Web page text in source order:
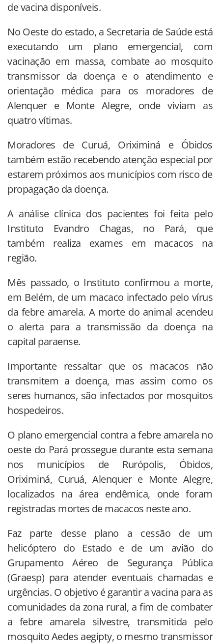
de vacina disponíveis.
No Oeste do estado, a Secretaria de Saúde está
executando um plano emergencial, com
vacinação em massa, combate ao mosquito
transmissor da doença e o atendimento e
orientação médica para os moradores de
Alenquer e Monte Alegre, onde viviam as
quatro vítimas.
Moradores de Curuá, Oriximiná e Óbidos
também estão recebendo atenção especial por
estarem próximos aos municípios com risco de
propagação da doença.
A análise clínica dos pacientes foi feita pelo
Instituto Evandro Chagas, no Pará, que
também realiza exames em macacos na
região.
Mês passado, o Instituto confirmou a morte,
em Belém, de um macaco infectado pelo vírus
da febre amarela. A morte do animal acendeu
o alerta para a transmissão da doença na
capital paraense.
Importante ressaltar que os macacos não
transmitem a doença, mas assim como os
seres humanos, são infectados por mosquitos
hospedeiros.
O plano emergencial contra a febre amarela no
oeste do Pará prossegue durante esta semana
nos municípios de Rurópolis, Óbidos,
Oriximiná, Curuá, Alenquer e Monte Alegre,
localizados na área endêmica, onde foram
registradas mortes de macacos neste ano.
Faz parte desse plano a cessão de um
helicóptero do Estado e de um avião do
Grupamento Aéreo de Segurança Pública
(Graesp) para atender eventuais chamadas e
urgências. O objetivo é garantir a vacina para as
comunidades da zona rural, a fim de combater
a febre amarela silvestre, transmitida pelo
mosquito Aedes aegipty, o mesmo transmissor